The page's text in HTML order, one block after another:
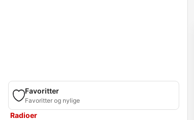
Favoritter
Favoritter og nylige
Radioer